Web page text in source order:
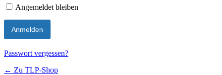
Angemeldet bleiben
Passwort vergessen?
← Zu TLP-Shop